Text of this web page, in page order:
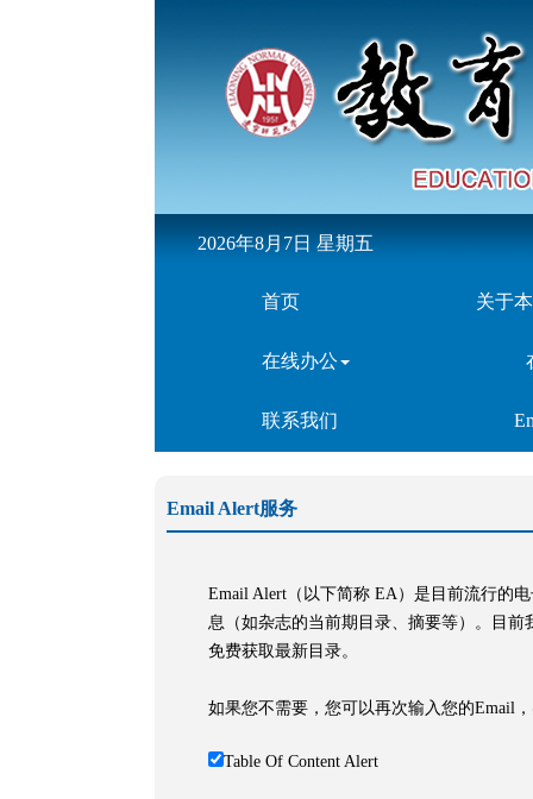
AMI综
2026年8月7日 星期五
首页 关于
在线办公
联系我们
Email Alert服务
Email Alert（以下简称 EA）是目前流行的
息（如杂志的当前期目录、摘要等）。目
免费获取最新目录。
如果您不需要，您可以再次输入您的Email
Table Of Content Alert